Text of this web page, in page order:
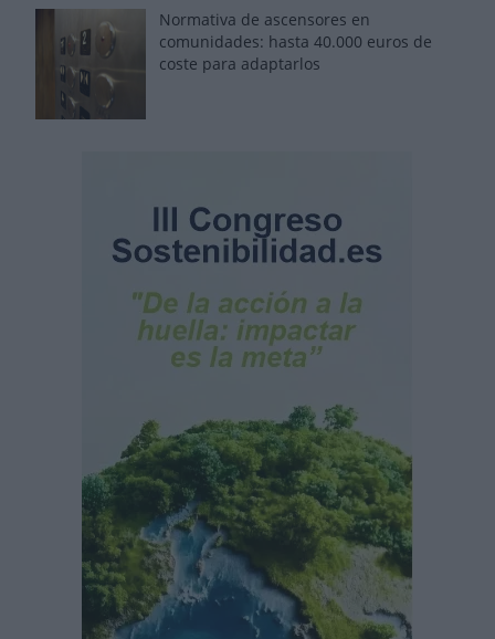
Normativa de ascensores en
comunidades: hasta 40.000 euros de
coste para adaptarlos